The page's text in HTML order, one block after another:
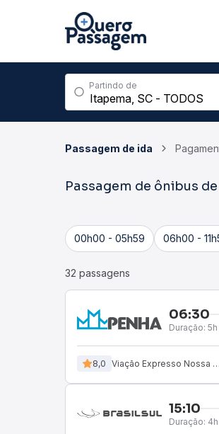
Partindo de
Passagem de ida
Passagem de ônibus de
00h00 - 05h59 06h00 -
32 passagens
06:30
Duração: 5h
8,0 Viação Expresso Nossa Senhora da Penha
15:10
Duração: